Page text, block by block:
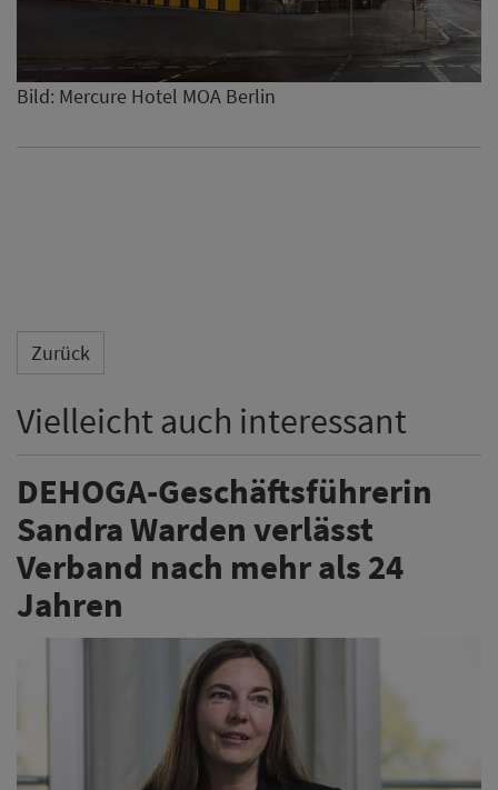
Bild: Mercure Hotel MOA Berlin
Zurück
Vielleicht auch interessant
DEHOGA-Geschäftsführerin
Sandra Warden verlässt
Verband nach mehr als 24
Jahren